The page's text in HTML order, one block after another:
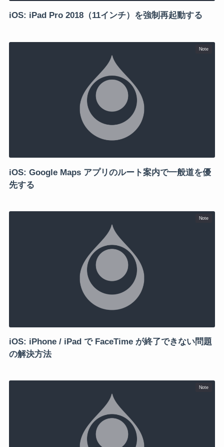
iOS: iPad Pro 2018（11インチ）を強制再起動する
Note
iOS: Google Maps アプリのルート案内で一般道を優
先する
Note
iOS: iPhone / iPad で FaceTime が終了できない問題
の解決方法
Note